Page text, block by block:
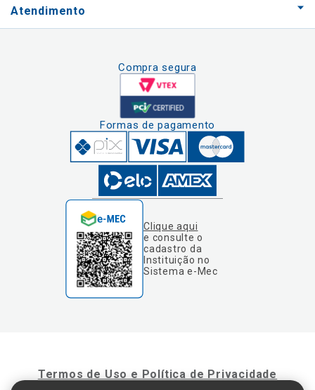
Atendimento
Compra segura
Formas de pagamento
Clique aqui
e consulte o
cadastro da
Instituição no
Sistema e-Mec
Termos de Uso e Política de Privacidade